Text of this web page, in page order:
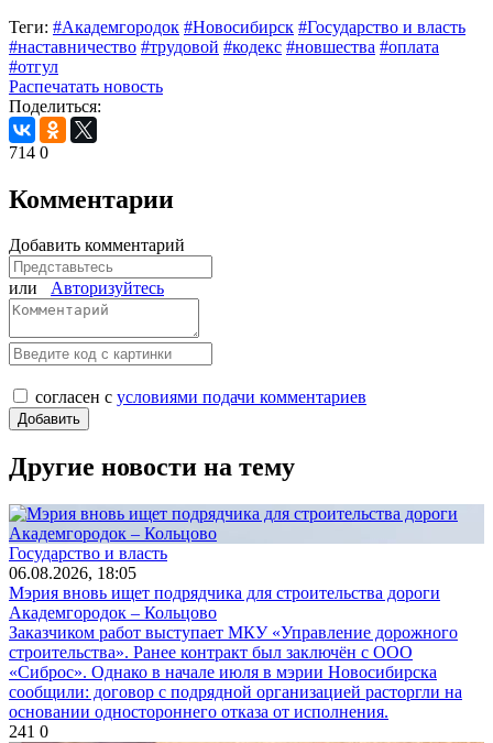
Теги: #Академгородок #Новосибирск #Государство и власть
#наставничество #трудовой #кодекс #новшества #оплата
#отгул
Распечатать новость
Поделиться:
714 0
Комментарии
Добавить комментарий
или Авторизуйтесь
согласен с условиями подачи комментариев
Другие новости на тему
Государство и власть
06.08.2026, 18:05
Мэрия вновь ищет подрядчика для строительства дороги
Академгородок – Кольцово
Заказчиком работ выступает МКУ «Управление дорожного
строительства». Ранее контракт был заключён с ООО
«Сиброс». Однако в начале июля в мэрии Новосибирска
сообщили: договор с подрядной организацией расторгли на
основании одностороннего отказа от исполнения.
241 0